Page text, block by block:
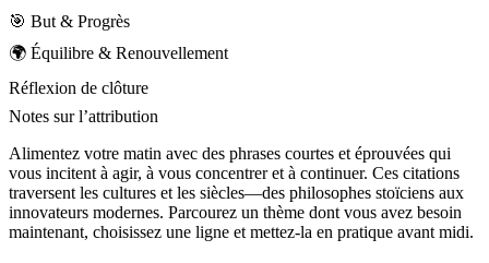
🎯 But & Progrès
🌍 Équilibre & Renouvellement
Réflexion de clôture
Notes sur l’attribution
Alimentez votre matin avec des phrases courtes et éprouvées qui
vous incitent à agir, à vous concentrer et à continuer. Ces citations
traversent les cultures et les siècles—des philosophes stoïciens aux
innovateurs modernes. Parcourez un thème dont vous avez besoin
maintenant, choisissez une ligne et mettez-la en pratique avant midi.